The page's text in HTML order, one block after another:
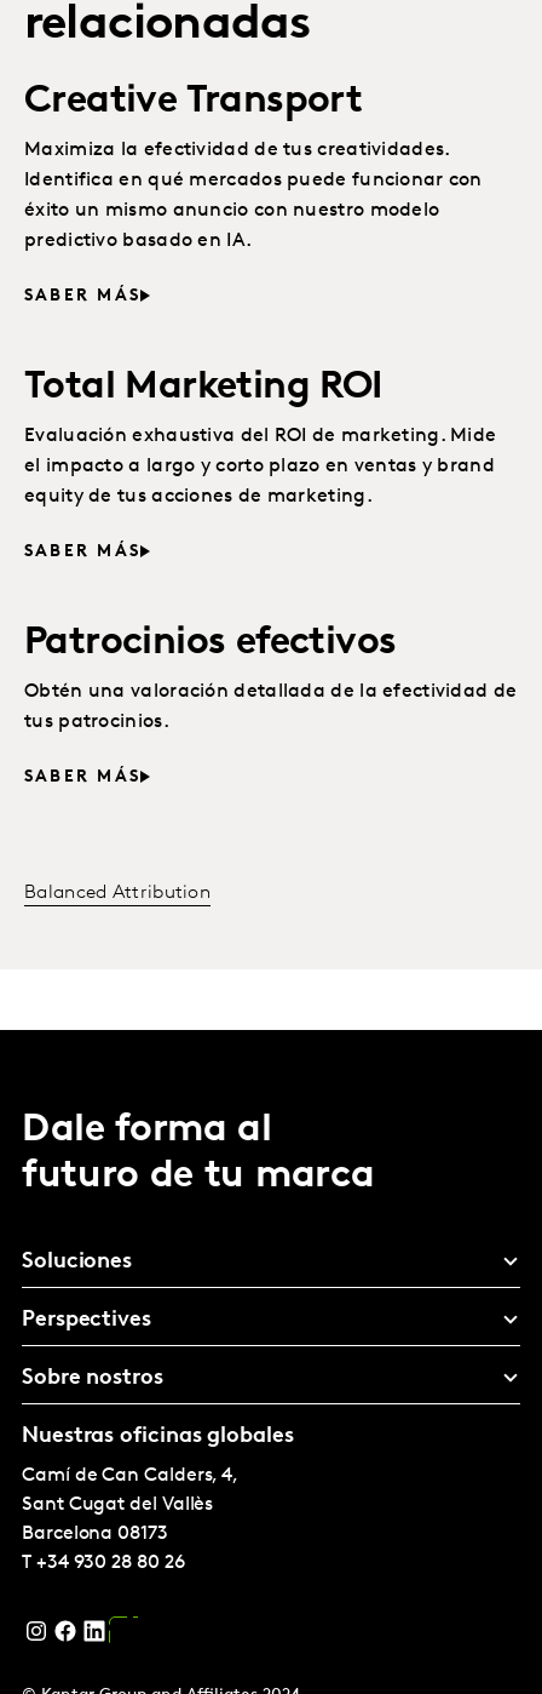
relacionadas
Creative Transport
Maximiza la efectividad de tus creatividades.
Identifica en qué mercados puede funcionar con
éxito un mismo anuncio con nuestro modelo
predictivo basado en IA.
SABER MÁS
Total Marketing ROI
Evaluación exhaustiva del ROI de marketing. Mide
el impacto a largo y corto plazo en ventas y brand
equity de tus acciones de marketing.
SABER MÁS
Patrocinios efectivos
Obtén una valoración detallada de la efectividad de
tus patrocinios.
SABER MÁS
Balanced Attribution
Dale forma al
futuro de tu marca
Soluciones
Perspectives
Sobre nostros
Nuestras oficinas globales
Camí de Can Calders, 4,
Sant Cugat del Vallès
Barcelona 08173
T +34 930 28 80 26